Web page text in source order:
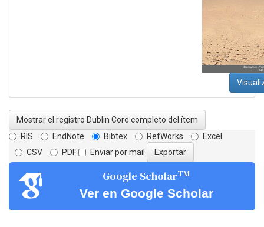
Mostrar el registro Dublin Core completo del ítem
RIS
EndNote Bibtex RefWorks
Excel
CSV
PDF Enviar por mail
Google ScholarTM
Ver en Google Scholar